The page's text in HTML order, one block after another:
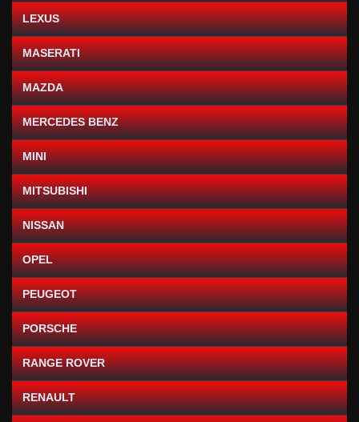
LEXUS
MASERATI
MAZDA
MERCEDES BENZ
MINI
MITSUBISHI
NISSAN
OPEL
PEUGEOT
PORSCHE
RANGE ROVER
RENAULT